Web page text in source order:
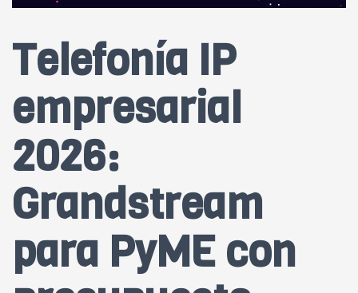
Telefonía IP
empresarial
2026:
Grandstream
para PyME con